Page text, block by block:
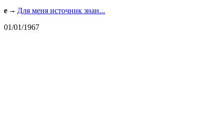
e
Для меня источник знан...
01/01/1967